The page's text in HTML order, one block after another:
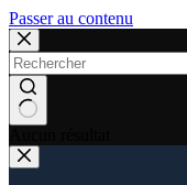
Passer au contenu